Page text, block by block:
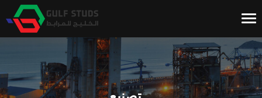
Toggle